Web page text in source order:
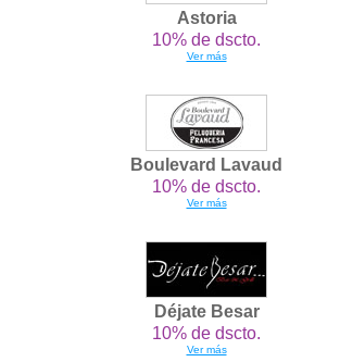
Astoria
10% de dscto.
Ver más
Boulevard Lavaud
10% de dscto.
Ver más
Déjate Besar
10% de dscto.
Ver más